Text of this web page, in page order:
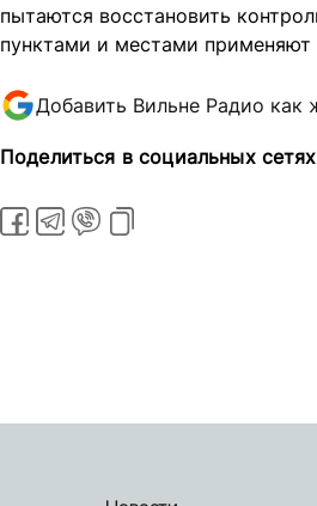
пытаются восстановить
пунктами и местами применяют
Добавить Вильне Радио как
Поделиться в социальных сетях